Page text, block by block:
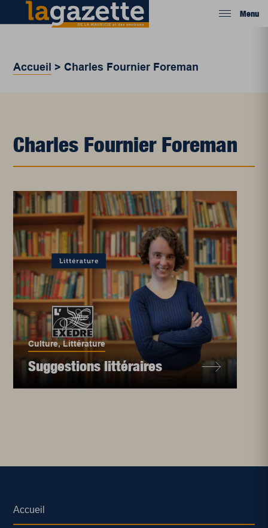
Menu
Accueil > Charles Fournier Foreman
Charles Fournier Foreman
Culture,Littérature
Suggestions littéraires
Accueil